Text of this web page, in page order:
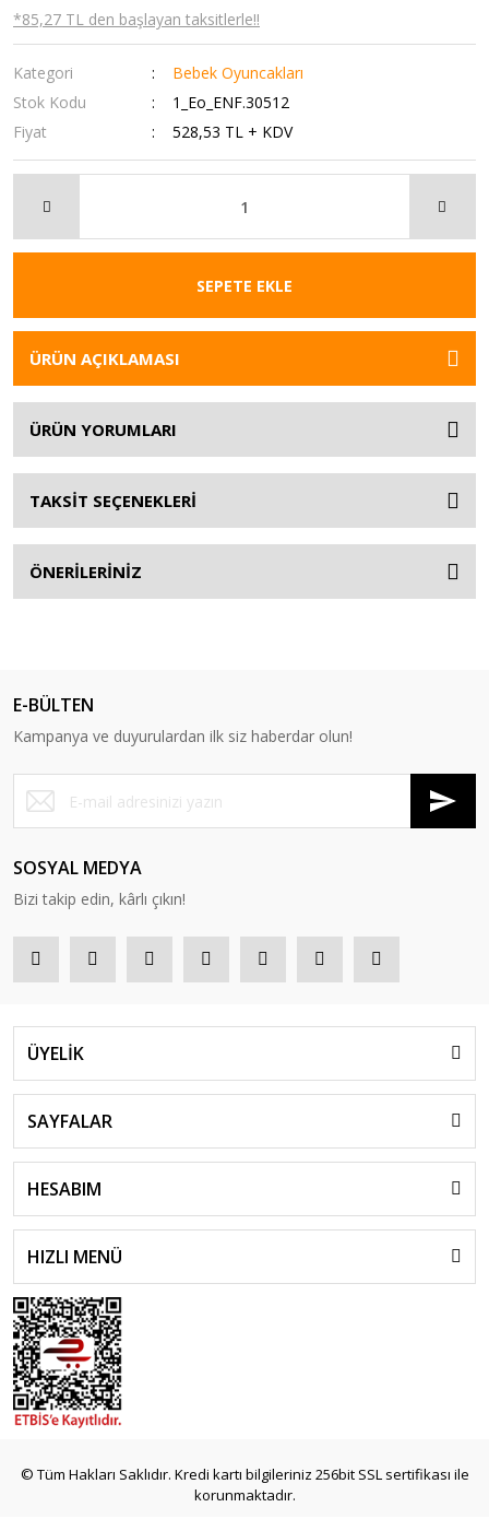
*85,27 TL den başlayan taksitlerle!!
Kategori
Bebek Oyuncakları
Stok Kodu
1_Eo_ENF.30512
Fiyat
528,53 TL + KDV
SEPETE EKLE
ÜRÜN AÇIKLAMASI
ÜRÜN YORUMLARI
TAKSİT SEÇENEKLERİ
ÖNERİLERİNİZ
E-BÜLTEN
Kampanya ve duyurulardan ilk siz haberdar olun!
SOSYAL MEDYA
Bizi takip edin, kârlı çıkın!
ÜYELİK
SAYFALAR
HESABIM
HIZLI MENÜ
© Tüm Hakları Saklıdır. Kredi kartı bilgileriniz 256bit SSL sertifikası ile
korunmaktadır.